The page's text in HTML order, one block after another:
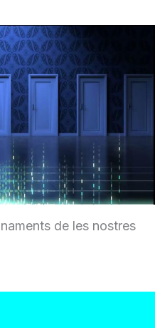
de les nostres